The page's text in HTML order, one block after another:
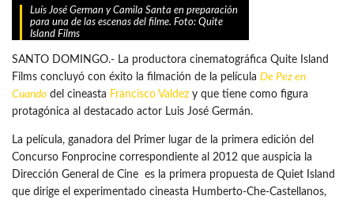
Luís José German y Camila Santa en preparación
para una de las escenas del filme. Foto: Quite
Island Films
SANTO DOMINGO.- La productora cinematográfica Quite Island
Films concluyó con éxito la filmación de la película De Pez en
Cuando del cineasta Francisco Valdez y que tiene como figura
protagónica al destacado actor Luis José Germán.
La película, ganadora del Primer lugar de la primera edición del
Concurso Fonprocine correspondiente al 2012 que auspicia la
Dirección General de Cine es la primera propuesta de Quiet Island
que dirige el experimentado cineasta Humberto-Che-Castellanos,